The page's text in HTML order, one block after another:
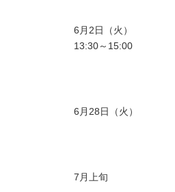
6月2日（火）
13:30～15:00
6月28日（火）
7月上旬